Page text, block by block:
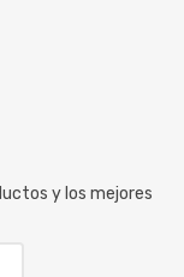
y los mejores